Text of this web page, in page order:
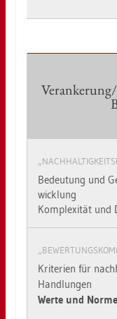
Be­deu­tung und
wick­lung
Kom­ple­xi­tät und
Kri­te­ri­en für
Hand­lun­gen
Werte und